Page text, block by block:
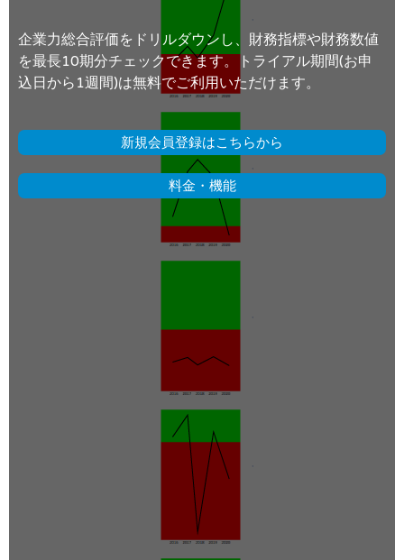
企業力総合評価をドリルダウンし、財務指標や財務数値
を最長10期分チェックできます。トライアル期間(お申
込日から1週間)は無料でご利用いただけます。
新規会員登録はこちらから
料金・機能